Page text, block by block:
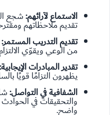
الاستماع لآرائهم:شجع
تقديم ملاحظاتهم
تقديم التدريب المستمر:
من الوعي ويقوّي
تقدير المبادرات الإيجابية:
يظهرون التزامًا قويًا
الشفافية في التواصل:
والتحقيقات في
واضح.